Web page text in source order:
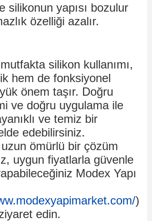
silikonun yapısı bozulur
özelliği azalır.
silikon kullanımı,
hem de fonksiyonel
önem taşır. Doğru
ve doğru uygulama ile
ve temiz bir
edebilirsiniz.
ömürlü bir çözüm
uygun fiyatlarla güvenle
Modex Yapı
)
edin.